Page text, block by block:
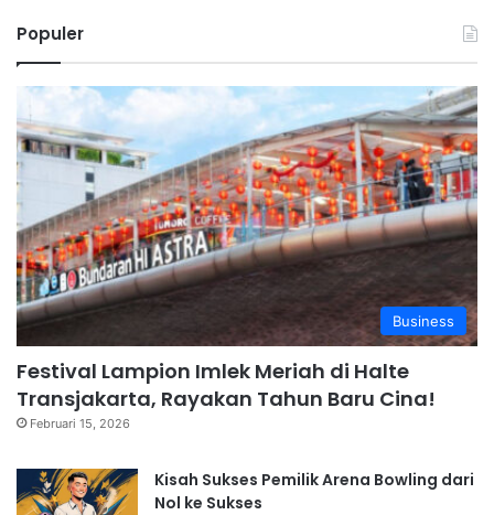
Populer
Business
Festival Lampion Imlek Meriah di Halte
Transjakarta, Rayakan Tahun Baru Cina!
Februari 15, 2026
Kisah Sukses Pemilik Arena Bowling dari
Nol ke Sukses